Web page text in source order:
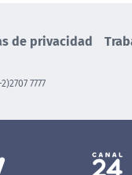
de privacidad
7777